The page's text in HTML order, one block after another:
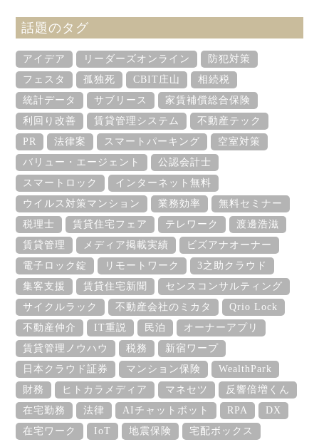
話題のタグ
アイデア リーダーズオンライン
防犯対策
フェスタ
孤独死 CBIT庄山
相続税
統計データ
サブリース
家賃補償総合保険
利回り改善
賃貸管理システム
不動産テック
PR
法律案 スマートパーキング
空室対策
バリュー・エージェント
公認会計士
スマートロック
インターネット無料
ウイルス対策マンション
業務効率
無料セミナー
税理士
賃貸住宅フェア テレワーク
渡邊浩滋
賃貸管理
メディア掲載実績
ビズアナオーナー
電子ロック錠
リモートワーク
3之助クラウド
集客支援
賃貸住宅新聞
センスコンサルティング
サイクルラック
不動産会社のミカタ
Qrio Lock
不動産仲介
IT重説 民泊
オーナーアプリ
賃貸管理ノウハウ
税務
新宿ワープ
日本クラウド証券
マンション保険
WealthPark
財務
ヒトカラメディア マネセツ
反響倍増くん
在宅勤務
法律 AIチャットボット RPA
DX
在宅ワーク
IoT 地震保険
宅配ボックス